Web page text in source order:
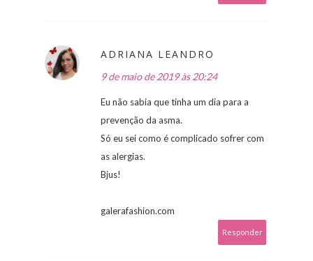
ADRIANA LEANDRO
9 de maio de 2019 às 20:24
Eu não sabia que tinha um dia para a
prevenção da asma.
Só eu sei como é complicado sofrer com
as alergias.
Bjus!
galerafashion.com
Responder